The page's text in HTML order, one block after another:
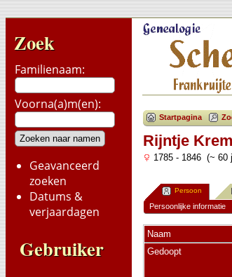
Zoek
Familienaam:
Voorna(a)m(en):
Geavanceerd
zoeken
Datums &
verjaardagen
Gebruiker
Startpagina
Rijntje
1785 - 1846 (~ 60
Persoon
Persoonlijke informatie
Naam
Gedoopt